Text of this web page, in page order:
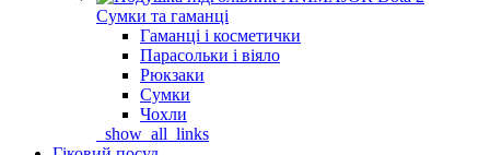
Сумки та гаманці
Гаманці і косметички
Парасольки і віяло
Рюкзаки
Сумки
Чохли
_show_all_links